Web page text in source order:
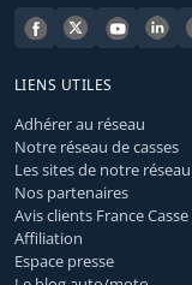
LIENS UTILES
Adhérer au réseau
Notre réseau de casses
Les sites de notre réseau
Nos partenaires
Avis clients France Casse
Affiliation
Espace presse